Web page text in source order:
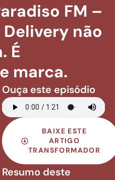
FM –
Delivery não
É
marca.
Ouça este episódio
BAIXE ESTE
ARTIGO
TRANSFORMADOR
Resumo deste